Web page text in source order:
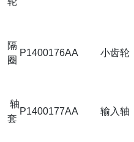
隔
圈
P1400176AA 小齿轮
轴
套
P1400177AA 输入轴